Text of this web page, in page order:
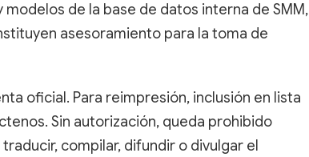
de la base de datos interna de SMM,
asesoramiento para la toma de
oficial. Para reimpresión, inclusión en lista
Sin autorización, queda prohibido
compilar, difundir o divulgar el